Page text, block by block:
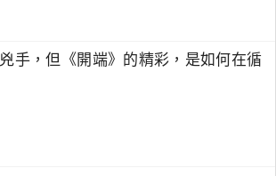
手，但《開端》的精彩，是如何在循